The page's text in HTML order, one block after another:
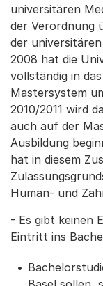
universitären
der Verordnung
der
2008 hat die
vollständig in
Mastersystem
2010/2011 wird
auch auf der
Ausbildung
hat in diesem
Human- und
- Es gibt keinen
Eintritt ins